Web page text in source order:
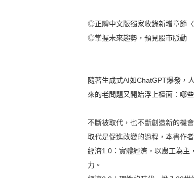
◎正體中文版獨家收錄新增章節〈
◎掌握未來趨勢，預見股市脈動
隨著生成式AI如ChatGPT爆發，
來的老問題又開始浮上檯面：哪
不斷被取代，也不斷創造新的機會
取代是促進改變的過程，本書作
經濟1.0：實體經濟，以農工為主
力。